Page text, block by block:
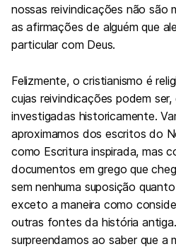
nossas reivindicações não são
as afirmações de alguém que
particular com Deus.
Felizmente, o cristianismo é
cujas reivindicações podem
investigadas historicamente.
aproximamos dos escritos do
como Escritura inspirada, mas
documentos em grego que
sem nenhuma suposição
exceto a maneira como
outras fontes da história
surpreendamos ao saber que a